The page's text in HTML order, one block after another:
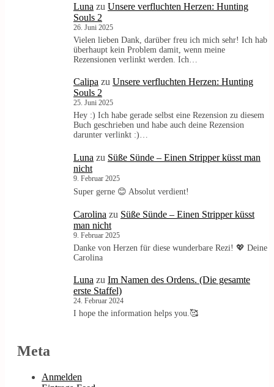
Luna zu Unsere verfluchten Herzen: Hunting
Souls 2
26. Juni 2025
Vielen lieben Dank, darüber freu ich mich sehr! Ich hab
überhaupt kein Problem damit, wenn meine
Rezensionen verlinkt werden. Ich…
Calipa zu Unsere verfluchten Herzen: Hunting
Souls 2
25. Juni 2025
Hey :) Ich habe gerade selbst eine Rezension zu diesem
Buch geschrieben und habe auch deine Rezension
darunter verlinkt :)…
Luna zu Süße Sünde – Einen Stripper küsst man
nicht
9. Februar 2025
Super gerne 😊 Absolut verdient!
Carolina zu Süße Sünde – Einen Stripper küsst
man nicht
9. Februar 2025
Danke von Herzen für diese wunderbare Rezi! 💖 Deine
Carolina
Luna zu Im Namen des Ordens. (Die gesamte
erste Staffel)
24. Februar 2024
I hope the information helps you.🥰
Meta
Anmelden